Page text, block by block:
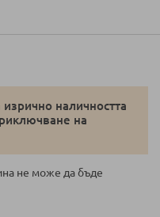
изрично наличността
на
не може да бъде